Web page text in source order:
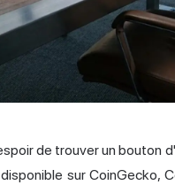
de trouver un bouton
sur CoinGecko,